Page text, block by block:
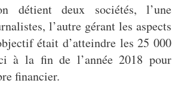
détient deux sociétés, l’une
l’autre gérant les aspects
était d’atteindre les 25 000
à la fin de l’année 2018 pour
financier.